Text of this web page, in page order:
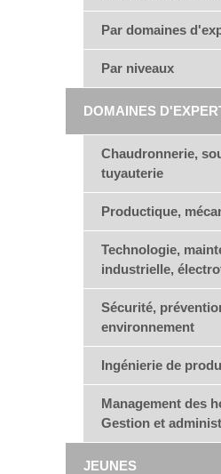
Par domaines
Par niveaux
DOMAINES
Chaudronnerie,
tuyauterie
Productique,
Technologie,
industrielle,
Sécurité,
environnement
Ingénierie de
Management des
Gestion et
JEUNES